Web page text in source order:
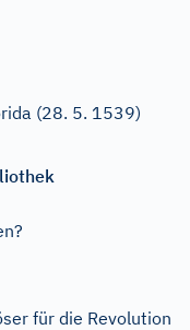
(28. 5. 1539)
für die Revolution